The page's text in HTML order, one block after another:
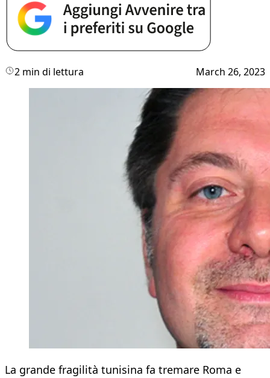
2 min di lettura March 26, 2023
La grande fragilità tunisina fa tremare Roma e